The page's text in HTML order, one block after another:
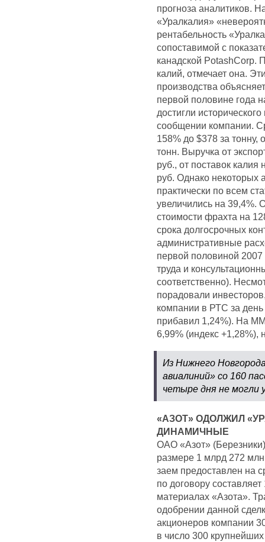
прогноза аналитиков.
«Уралкалия»
рентабельность
сопоставимой с
канадской PotashCorp.
калий, отмечает она.
производства
первой половине года
достигли
сообщении компании.
158% до $378 за
тонн. Выручка от
руб., от поставок
руб. Однако некоторых
практически по всем
увеличились на 39,4%.
стоимости фрахта на
срока долгосрочных
административные
первой половиной 2007
труда и
соответственно).
порадовали
компании в РТС за
прибавил 1,24%). На
6,99% (индекс
Из Нижнего
авиалиний» со 160
четыре дня не могли
«АЗОТ» ОДОЛЖИЛ
ДИНАМИЧНЫЕ
ОАО «Азот»
размере 1 млрд 272
заем предоставлен на
по договору
материалах «Азота».
одобрении данной
акционеров компании
в число 300